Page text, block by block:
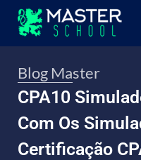
Blog Master
CPA10
Com Os
Certificação